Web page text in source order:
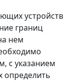
устройств
границ
нем
с указанием
определить